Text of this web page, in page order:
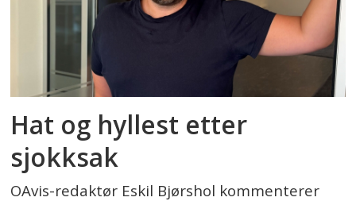
Hat og hyllest etter
sjokksak
OAvis-redaktør Eskil Bjørshol kommenterer